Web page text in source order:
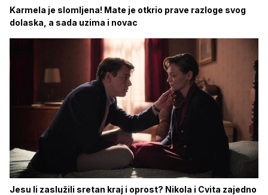
Karmela je slomljena! Mate je otkrio prave razloge svog
dolaska, a sada uzima i novac
Jesu li zaslužili sretan kraj i oprost? Nikola i Cvita zajedno